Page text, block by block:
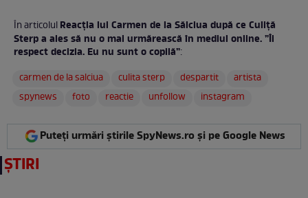
În articolulReacția lui Carmen de la Sălciua după ce Culiță
Sterp a ales să nu o mai urmărească în mediul online. ”Îi
respect decizia. Eu nu sunt o copilă”:
carmen de la salciua
culita sterp despartit
artista
spynews
foto reactie unfollow instagram
Puteți urmări știrile SpyNews.ro și pe Google News
ȘTIRI